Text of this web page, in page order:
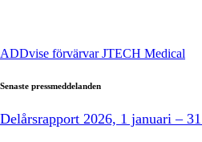
ADDvise förvärvar JTECH Medical
Senaste pressmeddelanden
Delårsrapport 2026, 1 januari –